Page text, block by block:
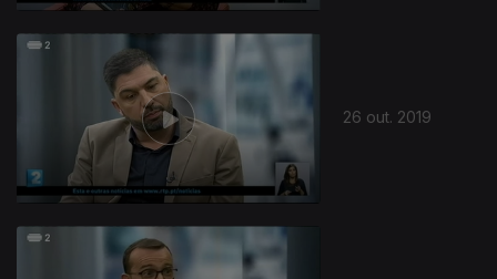
26 out. 2019